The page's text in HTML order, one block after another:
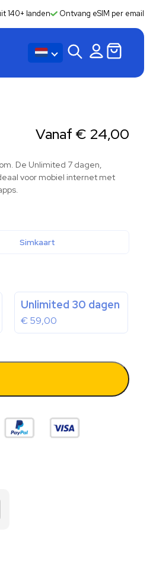
140+ landen Ontvang eSIM per email
Vanaf € 24,00
De Unlimited 7 dagen,
voor mobiel internet met
Simkaart
Unlimited 30 dagen
€59,00